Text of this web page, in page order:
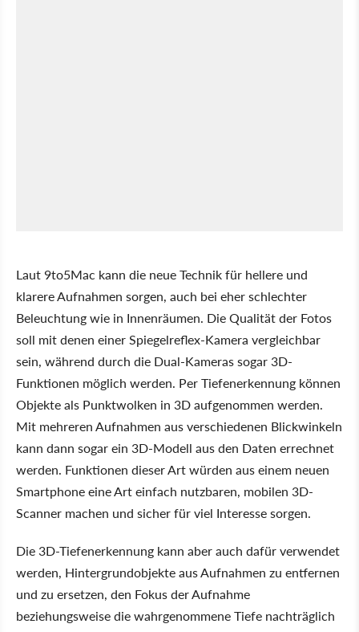
Laut 9to5Mac kann die neue Technik für hellere und
klarere Aufnahmen sorgen, auch bei eher schlechter
Beleuchtung wie in Innenräumen. Die Qualität der Fotos
soll mit denen einer Spiegelreflex-Kamera vergleichbar
sein, während durch die Dual-Kameras sogar 3D-
Funktionen möglich werden. Per Tiefenerkennung können
Objekte als Punktwolken in 3D aufgenommen werden.
Mit mehreren Aufnahmen aus verschiedenen Blickwinkeln
kann dann sogar ein 3D-Modell aus den Daten errechnet
werden. Funktionen dieser Art würden aus einem neuen
Smartphone eine Art einfach nutzbaren, mobilen 3D-
Scanner machen und sicher für viel Interesse sorgen.
Die 3D-Tiefenerkennung kann aber auch dafür verwendet
werden, Hintergrundobjekte aus Aufnahmen zu entfernen
und zu ersetzen, den Fokus der Aufnahme
beziehungsweise die wahrgenommene Tiefe nachträglich